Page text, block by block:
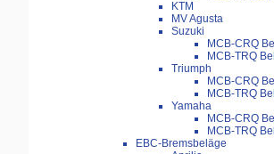
KTM
MV Agusta
Suzuki
MCB-CRQ
MCB-TRQ
Triumph
MCB-CRQ
MCB-TRQ
Yamaha
MCB-CRQ
MCB-TRQ
EBC-Bremsbeläge